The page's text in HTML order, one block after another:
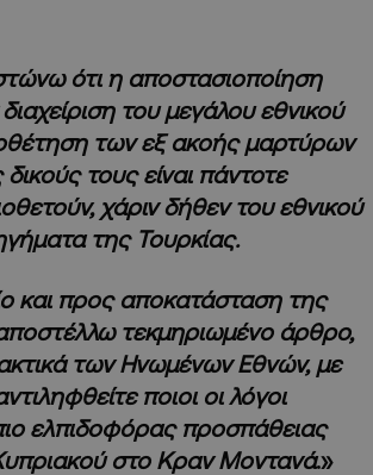
ότι η αποστασιοποίηση
του μεγάλου εθνικού
των εξ ακοής μαρτύρων
τους είναι πάντοτε
χάριν δήθεν του εθνικού
της Τουρκίας.
και προς αποκατάσταση της
τεκμηριωμένο άρθρο,
των Ηνωμένων Εθνών, με
ποιοι οι λόγοι
ελπιδοφόρας προσπάθειας
στο Κραν Μοντανά.»